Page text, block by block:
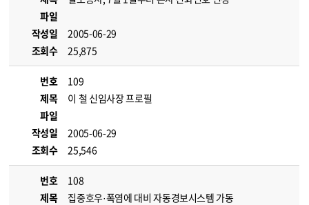
파일
작성일
2005-06-29
조회수
25,875
번호
109
제목
이 철 신임사장 프로필
파일
작성일
2005-06-29
조회수
25,546
번호
108
제목
집중호우·폭염에 대비 자동경보시스템 가동